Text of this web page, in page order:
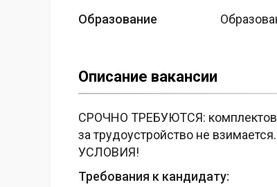
Образование
Описание вакансии
СРОЧНО ТРЕБУЮТСЯ:
за трудоустройство не
УСЛОВИЯ!
Требования к кандидату: